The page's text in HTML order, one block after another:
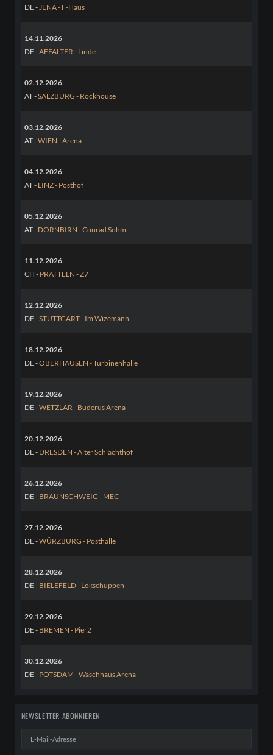
DE - JENA - F-Haus
14.11.2026
DE -AFFALTER - Linde
02.12.2026
AT -SALZBURG - Rockhouse
03.12.2026
AT -WIEN - Arena
04.12.2026
AT - LINZ - Posthof
05.12.2026
AT - DORNBIRN - Conrad Sohm
11.12.2026
CH - PRATTELN - Z7
12.12.2026
DE -STUTTGART - Im Wizemann
18.12.2026
DE -OBERHAUSEN - Turbinenhalle
19.12.2026
DE -WETZLAR - Buderus Arena
20.12.2026
DE - DRESDEN - Alter Schlachthof
26.12.2026
DE - BRAUNSCHWEIG - MEC
27.12.2026
DE -WÜRZBURG - Posthalle
28.12.2026
DE - BIELEFELD - Lokschuppen
29.12.2026
DE - BREMEN - Pier2
30.12.2026
DE - POTSDAM - Waschhaus Arena
NEWSLETTER ABONNIEREN